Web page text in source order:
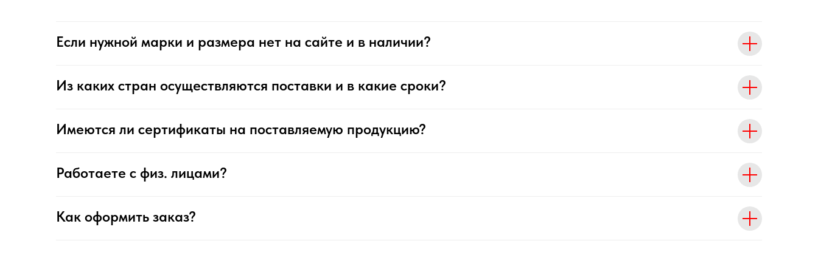
Если нужной марки и размера нет на сайте и в наличии?
Из каких стран осуществляются поставки и в какие сроки?
Имеются ли сертификаты на поставляемую продукцию?
Работаете с физ. лицами?
Как оформить заказ?